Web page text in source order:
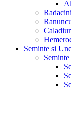
Seminte si
Seminte